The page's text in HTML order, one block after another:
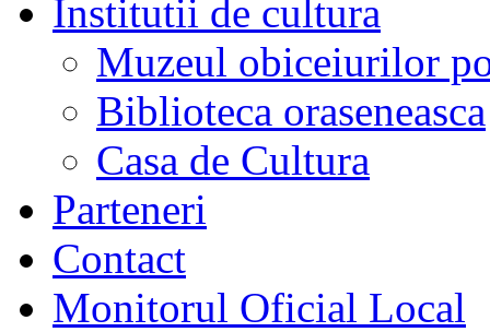
Institutii de cultura
Muzeul obiceiurilor
Biblioteca oraseneasca
Casa de Cultura
Parteneri
Contact
Monitorul Oficial Local